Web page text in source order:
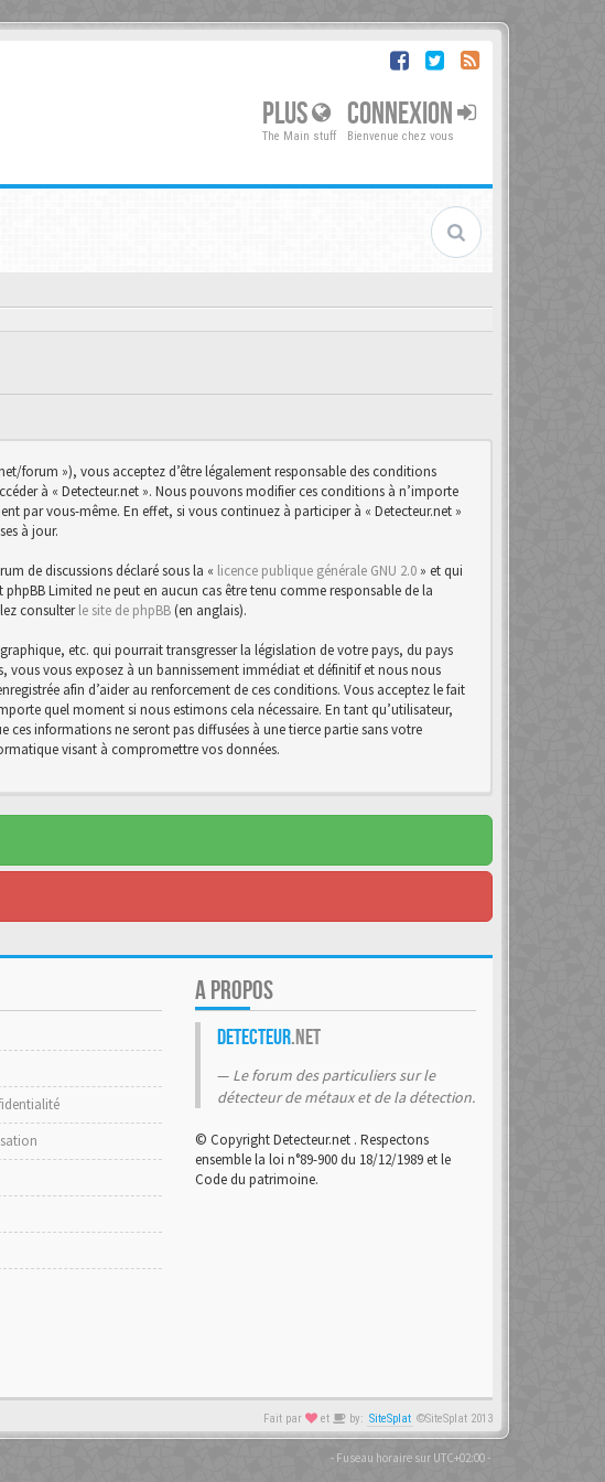
PLUS
The Main stuff
CONNEXION
Bienvenue chez vous
forum »), vous acceptez d’être légalement responsable des conditions
à « Detecteur.net ». Nous pouvons modifier ces conditions à n’importe
par vous-même. En effet, si vous continuez à participer à « Detecteur.net »
à jour.
de discussions déclaré sous la « licence publique générale GNU 2.0 » et qui
Limited ne peut en aucun cas être tenu comme responsable de la
consulterle site de phpBB (en anglais).
etc. qui pourrait transgresser la législation de votre pays, du pays
vous vous exposez à un bannissement immédiat et définitif et nous nous
afin d’aider au renforcement de ces conditions. Vous acceptez le fait
quel moment si nous estimons cela nécessaire. En tant qu’utilisateur,
ces informations ne seront pas diffusées à une tierce partie sans votre
visant à compromettre vos données.
A PROPOS
Detecteur.net
Le forum des particuliers sur le
détecteur de métaux et de la détection.
© Copyright Detecteur.net . Respectons
ensemble la loi n°89-900 du 18/12/1989 et le
Code du patrimoine.
Fait par et by: SiteSplat ©SiteSplat 2013
- Fuseau horaire sur UTC+02:00 -